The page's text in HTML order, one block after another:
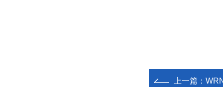
上一篇：